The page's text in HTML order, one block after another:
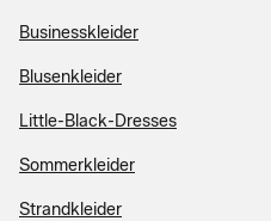
Businesskleider
Blusenkleider
Little-Black-Dresses
Sommerkleider
Strandkleider